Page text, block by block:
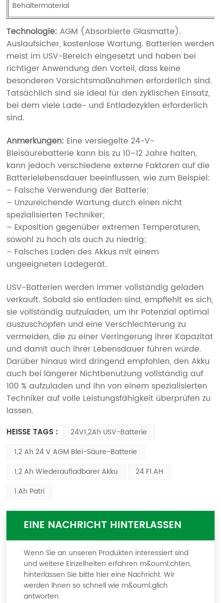
Behältermaterial
Technologie: AGM (Absorbierte Glasmatte).
Auslaufsicher, kostenlose Wartung. Batterien werden
meist im USV-Bereich eingesetzt und haben bei
richtiger Anwendung den Vorteil, dass keine
besonderen Vorsichtsmaßnahmen erforderlich sind.
Tatsächlich sind sie ideal für den zyklischen Einsatz,
bei dem viele Lade- und Entladezyklen erforderlich
sind.
Anmerkungen: Eine versiegelte 24-V-
Bleisäurebatterie kann bis zu 10–12 Jahre halten,
kann jedoch verschiedene externe Faktoren auf die
Batterielebensdauer beeinflussen, wie zum Beispiel:
– Falsche Verwendung der Batterie;
– Unzureichende Wartung durch einen nicht
spezialisierten Techniker;
– Exposition gegenüber extremen Temperaturen,
sowohl zu hoch als auch zu niedrig;
– Falsches Laden des Akkus mit einem
ungeeigneten Ladegerät.
USV-Batterien werden immer vollständig geladen
verkauft. Sobald sie entladen sind, empfiehlt es sich,
sie vollständig aufzuladen, um ihr Potenzial optimal
auszuschöpfen und eine Verschlechterung zu
vermeiden, die zu einer Verringerung ihrer Kapazität
und damit auch ihrer Lebensdauer führen würde.
Darüber hinaus wird dringend empfohlen, den Akku
auch bei längerer Nichtbenutzung vollständig auf
100 % aufzuladen und ihn von einem spezialisierten
Techniker auf volle Leistungsfähigkeit überprüfen zu
lassen.
HEISSE TAGS :
24V1,2Ah USV-Batterie
1,2 Ah 24 V AGM Blei-Säure-Batterie
1,2 Ah Wiederaufladbarer Akku
24 F1.AH
1.Ah Patri
EINE NACHRICHT HINTERLASSEN
Wenn Sie an unseren Produkten interessiert sind
und weitere Einzelheiten erfahren m&ouml;chten,
hinterlassen Sie bitte hier eine Nachricht. Wir
werden Ihnen so schnell wie m&ouml;glich
antworten.